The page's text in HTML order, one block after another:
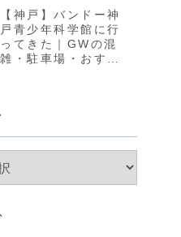
め【神戸】バンドー神
戸青少年科学館に行
ってきた｜GWの混
雑・駐車場・おすす